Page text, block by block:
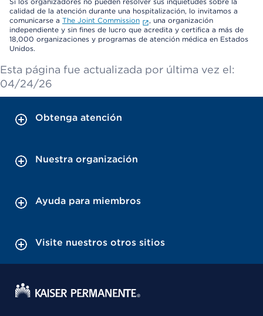
calidad de la atención durante una hospitalización, lo invitamos a
comunicarse a The Joint Commission
, una organización
independiente y sin fines de lucro que acredita y certifica a más de
18,000 organizaciones y programas de atención médica en Estados
Unidos.
Esta página fue actualizada por última vez el:
04/24/26
Obtenga atención
Nuestra organización
Ayuda para miembros
Visite nuestros otros sitios